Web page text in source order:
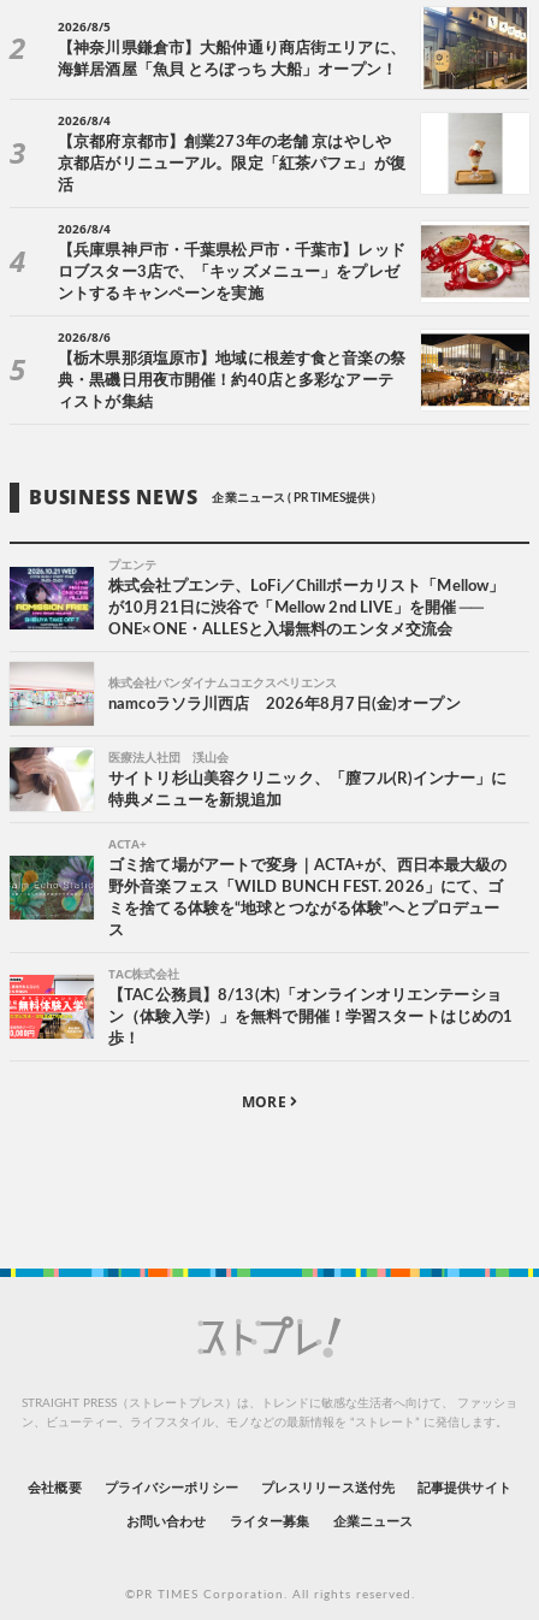
2026/8/5
【神奈川県鎌倉市】大船仲通り商店街エリアに、
海鮮居酒屋「魚貝 とろぼっち 大船」オープン！
2026/8/4
【京都府京都市】創業273年の老舗 京はやしや
京都店がリニューアル。限定「紅茶パフェ」が復
活
2026/8/4
【兵庫県神戸市・千葉県松戸市・千葉市】レッド
ロブスター3店で、「キッズメニュー」をプレゼ
ントするキャンペーンを実施
2026/8/6
【栃木県那須塩原市】地域に根差す食と音楽の祭
典・黒磯日用夜市開催！約40店と多彩なアーテ
ィストが集結
BUSINESS NEWS 企業ニュース ( PR TIMES提供 )
プエンテ
株式会社プエンテ、LoFi／Chillボーカリスト「Mellow」
が10月21日に渋谷で「Mellow 2nd LIVE」を開催 ──
ONE×ONE・ALLESと入場無料のエンタメ交流会
株式会社バンダイナムコエクスペリエンス
namcoラソラ川西店 2026年8月7日(金)オープン
医療法人社団 渓山会
サイトリ杉山美容クリニック、「膣フル(R)インナー」に
特典メニューを新規追加
ACTA+
ゴミ捨て場がアートで変身｜ACTA+が、西日本最大級の
野外音楽フェス「WILD BUNCH FEST. 2026」にて、ゴ
ミを捨てる体験を“地球とつながる体験”へとプロデュー
ス
TAC株式会社
【TAC公務員】8/13(木)「オンラインオリエンテーショ
ン（体験入学）」を無料で開催！学習スタートはじめの1
歩！
MORE
STRAIGHT PRESS（ストレートプレス）は、トレンドに敏感な生活者へ向けて、
ファッショ
ン、ビューティー、ライフスタイル、モノなどの最新情報を “ストレート” に発信します。
会社概要 プライバシーポリシー プレスリリース送付先 記事提供サイト
お問い合わせ ライター募集 企業ニュース
©PR TIMES Corporation. All rights reserved.